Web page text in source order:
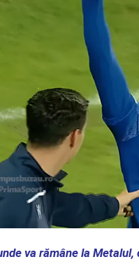
va rămâne la